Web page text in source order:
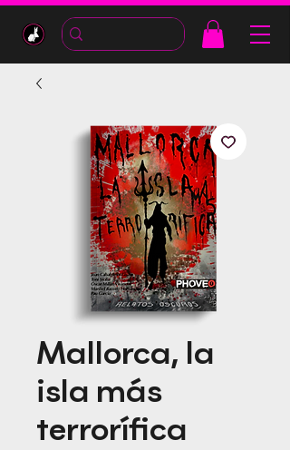
Mallorca, la
isla más
terrorífica